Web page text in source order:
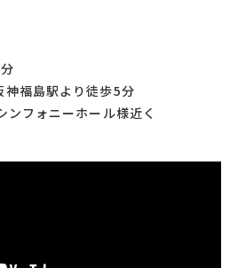
福島駅より徒歩5分
フォニーホール様近く